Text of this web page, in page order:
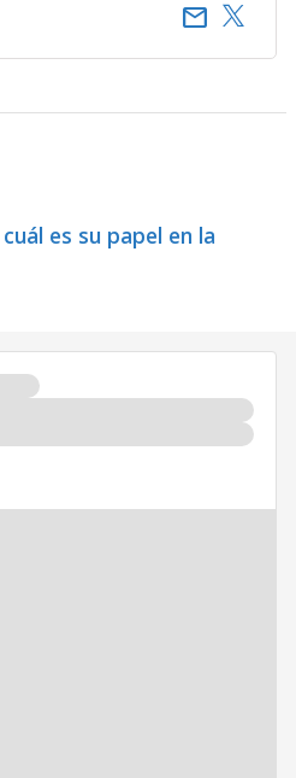
email
es su papel en la